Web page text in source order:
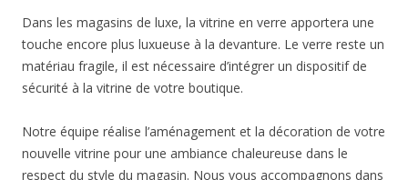
Dans les magasins de luxe, la vitrine en verre apportera une
touche encore plus luxueuse à la devanture. Le verre reste un
matériau fragile, il est nécessaire d’intégrer un dispositif de
sécurité à la vitrine de votre boutique.
Notre équipe réalise l’aménagement et la décoration de votre
nouvelle vitrine pour une ambiance chaleureuse dans le
respect du style du magasin. Nous vous accompagnons dans